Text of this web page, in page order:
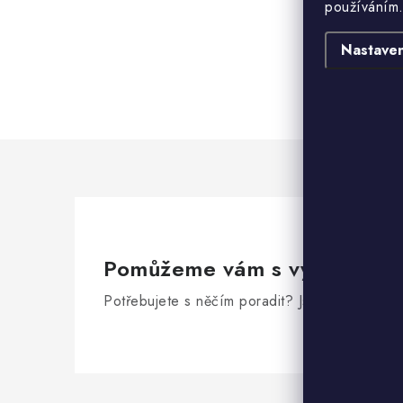
Pomůžeme vám s výběrem
Potřebujete s něčím poradit? Jsme tu pro vás!